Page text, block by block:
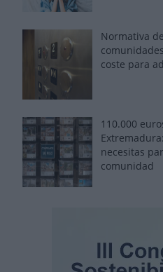
Normativa
coste para
110.000
necesitas
comunidad